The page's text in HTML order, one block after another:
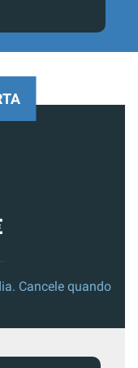
Cancele quando